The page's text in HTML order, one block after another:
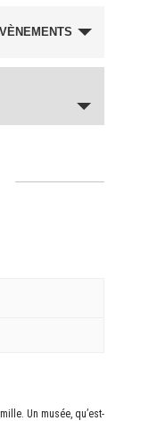
Un musée, qu’est-